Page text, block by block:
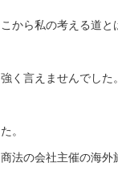
から私の考える道と
く言えませんでした。
。
法の会社主催の海